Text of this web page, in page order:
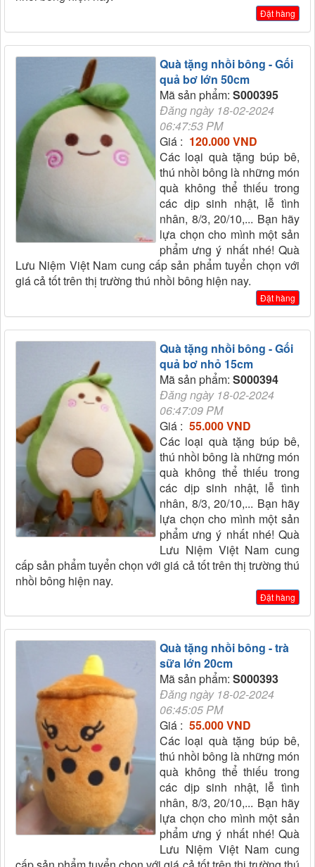
Đặt hàng
Quà tặng nhồi bông - Gối
quả bơ lớn 50cm
Mã sản phẩm: S000395
Đăng ngày 18-02-2024
06:47:53 PM
Giá : 120.000 VND
Các loại quà tặng búp bê,
thú nhồi bông là những món
quà không thể thiếu trong
các dịp sinh nhật, lễ tình
nhân, 8/3, 20/10,... Bạn hãy
lựa chọn cho mình một sản
phẩm ưng ý nhất nhé! Quà
Lưu Niệm Việt Nam cung cấp sản phẩm tuyển chọn với
giá cả tốt trên thị trường thú nhồi bông hiện nay.
Đặt hàng
Quà tặng nhồi bông - Gối
quả bơ nhỏ 15cm
Mã sản phẩm: S000394
Đăng ngày 18-02-2024
06:47:09 PM
Giá : 55.000 VND
Các loại quà tặng búp bê,
thú nhồi bông là những món
quà không thể thiếu trong
các dịp sinh nhật, lễ tình
nhân, 8/3, 20/10,... Bạn hãy
lựa chọn cho mình một sản
phẩm ưng ý nhất nhé! Quà
Lưu Niệm Việt Nam cung
cấp sản phẩm tuyển chọn với giá cả tốt trên thị trường thú
nhồi bông hiện nay.
Đặt hàng
Quà tặng nhồi bông - trà
sữa lớn 20cm
Mã sản phẩm: S000393
Đăng ngày 18-02-2024
06:45:05 PM
Giá : 55.000 VND
Các loại quà tặng búp bê,
thú nhồi bông là những món
quà không thể thiếu trong
các dịp sinh nhật, lễ tình
nhân, 8/3, 20/10,... Bạn hãy
lựa chọn cho mình một sản
phẩm ưng ý nhất nhé! Quà
Lưu Niệm Việt Nam cung